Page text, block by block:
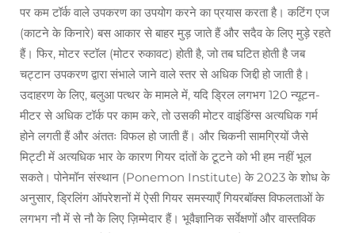
पर कम टॉर्क वाले उपकरण का उपयोग करने का प्रयास करता है। कटिंग एज
(काटने के किनारे) बस आकार से बाहर मुड़ जाते हैं और सदैव के लिए मुड़े रहते
हैं। फिर, मोटर स्टॉल (मोटर रुकावट) होती है, जो तब घटित होती है जब
चट्टान उपकरण द्वारा संभाले जाने वाले स्तर से अधिक जिद्दी हो जाती है।
उदाहरण के लिए, बलुआ पत्थर के मामले में, यदि ड्रिल लगभग 120 न्यूटन-
मीटर से अधिक टॉर्क पर काम करे, तो उसकी मोटर वाइंडिंग्स अत्यधिक गर्म
होने लगती हैं और अंततः विफल हो जाती हैं। और चिकनी सामग्रियों जैसे
मिट्टी में अत्यधिक भार के कारण गियर दांतों के टूटने को भी हम नहीं भूल
सकते। पोनेमॉन संस्थान (Ponemon Institute) के 2023 के शोध के
अनुसार, ड्रिलिंग ऑपरेशनों में ऐसी गियर समस्याएँ गियरबॉक्स विफलताओं के
लगभग नौ में से नौ के लिए ज़िम्मेदार हैं। भूवैज्ञानिक सर्वेक्षणों और वास्तविक